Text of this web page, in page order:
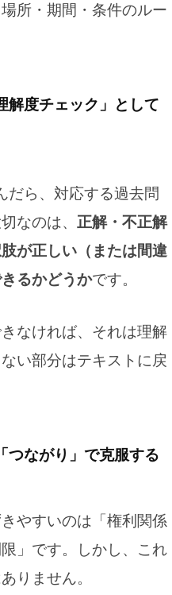
所・期間・条件のルー
解度チェック」として
だら、対応する過去問
なのは、 正解・不正解
が正しい（または間違
るかどうかです。
なければ、それは理解
い部分はテキストに戻
つながり」で克服する
やすいのは「権利関係
」です。しかし、これ
りません。